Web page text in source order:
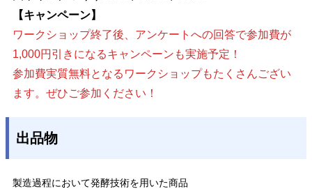
【キャンペーン】
ワークショップ終了後、アンケートへの回答で参加費が
1,000円引きになるキャンペーンも実施予定！
参加費実質無料となるワークショップもたくさんござい
ます。ぜひご参加ください！
出品物
製造過程において発酵技術を用いた商品